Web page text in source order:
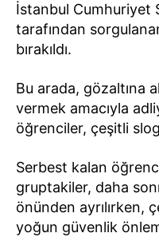
İstanbul Cumhuriyet
tarafından
bırakıldı.
Bu arada, gözaltına
vermek amacıyla
öğrenciler, çeşitli
Serbest kalan
gruptakiler, daha
önünden ayrılırken,
yoğun güvenlik